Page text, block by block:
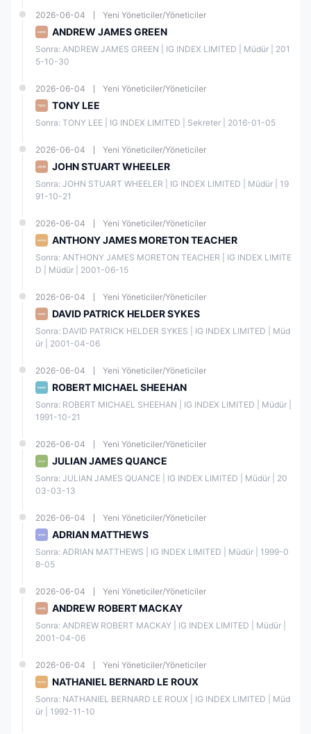
Piyasa Araçları
IG, 17.000+'den fazla piyasaya erişim sağlar,forex, endeksler,
hisseler, emtialar ve kripto paraları
kapsar.
İşlem Yapılabilir
Hisseler ✔
Emtialar
Tematik ve sepet
Opsiyonlar
Vadeli İşlemler
Kripto Paralar
Tahviller
ETF'ler ❌
Yatırım Fonları
Hesap Türü
IG, minimum depozito gerektirmeyen tek bir canlı hesap
Canlı hesapların yanı sıra, demo hesaplar da mevcuttur.
IG'ün demo hesabı, başlangıç seviyesi yatırımcılar için çok kullanışlı
bir araçtır, çünkü güvenli ve risk içermeyen bir ortamda işlem
yapmalarını sağlar. IG'ün
2026-06-04 Yeni Yöneticiler/Yöneticiler
ANDREW JAMES GREEN
Sonra: ANDREW JAMES GREEN | IG INDEX LIMITED | Müdür | 201
5-10-30
2026-06-04 Yeni Yöneticiler/Yöneticiler
TONY LEE
Sonra: TONY LEE | IG INDEX LIMITED | Sekreter | 2016-01-05
2026-06-04 Yeni Yöneticiler/Yöneticiler
JOHN STUART WHEELER
Sonra: JOHN STUART WHEELER | IG INDEX LIMITED | Müdür | 19
91-10-21
2026-06-04 Yeni Yöneticiler/Yöneticiler
ANTHONY JAMES MORETON TEACHER
Sonra: ANTHONY JAMES MORETON TEACHER | IG INDEX LIMITE
D | Müdür | 2001-06-15
2026-06-04 Yeni Yöneticiler/Yöneticiler
DAVID PATRICK HELDER SYKES
Sonra: DAVID PATRICK HELDER SYKES | IG INDEX LIMITED | Müd
ür | 2001-04-06
2026-06-04 Yeni Yöneticiler/Yöneticiler
ROBERT MICHAEL SHEEHAN
Sonra: ROBERT MICHAEL SHEEHAN | IG INDEX LIMITED | Müdür |
1991-10-21
2026-06-04 Yeni Yöneticiler/Yöneticiler
JULIAN JAMES QUANCE
Sonra: JULIAN JAMES QUANCE | IG INDEX LIMITED | Müdür | 20
03-03-13
2026-06-04 Yeni Yöneticiler/Yöneticiler
ADRIAN MATTHEWS
Sonra: ADRIAN MATTHEWS | IG INDEX LIMITED | Müdür | 1999-0
8-05
2026-06-04 Yeni Yöneticiler/Yöneticiler
ANDREW ROBERT MACKAY
Sonra: ANDREW ROBERT MACKAY | IG INDEX LIMITED | Müdür |
2001-04-06
2026-06-04 Yeni Yöneticiler/Yöneticiler
NATHANIEL BERNARD LE ROUX
Sonra: NATHANIEL BERNARD LE ROUX | IG INDEX LIMITED | Müd
ür | 1992-11-10